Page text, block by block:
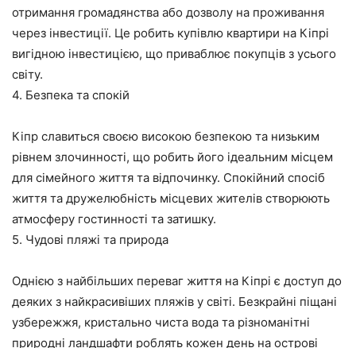
отримання громадянства або дозволу на проживання
через інвестиції. Це робить купівлю квартири на Кіпрі
вигідною інвестицією, що приваблює покупців з усього
світу.
4. Безпека та спокій
Кіпр славиться своєю високою безпекою та низьким
рівнем злочинності, що робить його ідеальним місцем
для сімейного життя та відпочинку. Спокійний спосіб
життя та дружелюбність місцевих жителів створюють
атмосферу гостинності та затишку.
5. Чудові пляжі та природа
Однією з найбільших переваг життя на Кіпрі є доступ до
деяких з найкрасивіших пляжів у світі. Безкрайні піщані
узбережжя, кристально чиста вода та різноманітні
природні ландшафти роблять кожен день на острові